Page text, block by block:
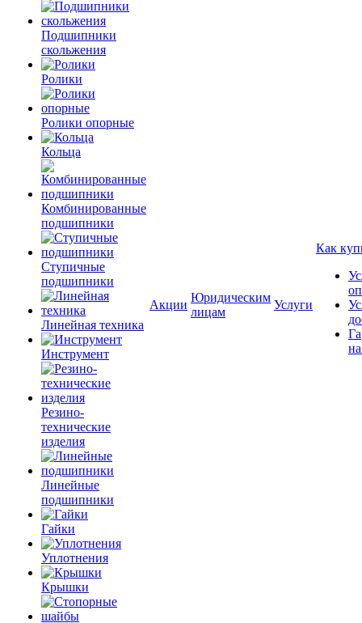
Подшипники
скольжения
Ролики
Ролики опорные
Кольца
Комбинированные
подшипники
Ступичные
подшипники
Линейная техника
Инструмент
Резино-
технические
изделия
Линейные
подшипники
Гайки
Уплотнения
Крышки
Акции
Юридическим
лицам
Услуги
Как